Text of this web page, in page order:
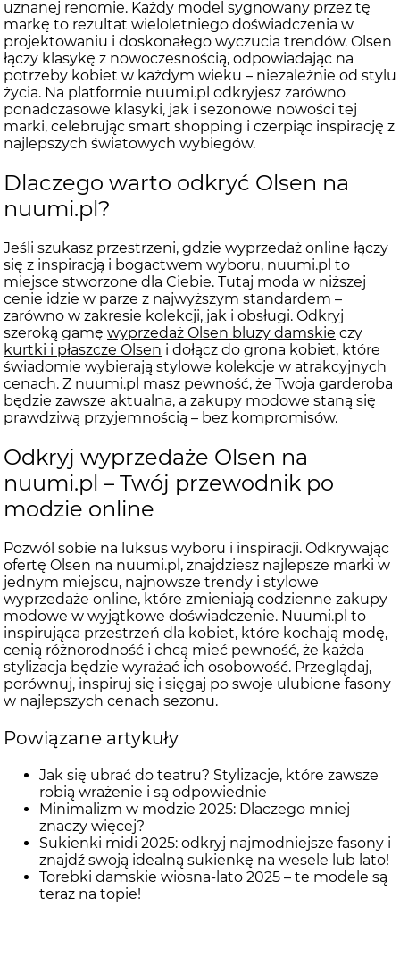
uznanej renomie. Każdy model sygnowany przez tę
markę to rezultat wieloletniego doświadczenia w
projektowaniu i doskonałego wyczucia trendów. Olsen
łączy klasykę z nowoczesnością, odpowiadając na
potrzeby kobiet w każdym wieku – niezależnie od stylu
życia. Na platformie nuumi.pl odkryjesz zarówno
ponadczasowe klasyki, jak i sezonowe nowości tej
marki, celebrując smart shopping i czerpiąc inspirację z
najlepszych światowych wybiegów.
Dlaczego warto odkryć Olsen na
nuumi.pl?
Jeśli szukasz przestrzeni, gdzie wyprzedaż online łączy
się z inspiracją i bogactwem wyboru, nuumi.pl to
miejsce stworzone dla Ciebie. Tutaj moda w niższej
cenie idzie w parze z najwyższym standardem –
zarówno w zakresie kolekcji, jak i obsługi. Odkryj
szeroką gamę wyprzedaż Olsen bluzy damskie czy
kurtki i płaszcze Olsen i dołącz do grona kobiet, które
świadomie wybierają stylowe kolekcje w atrakcyjnych
cenach. Z nuumi.pl masz pewność, że Twoja garderoba
będzie zawsze aktualna, a zakupy modowe staną się
prawdziwą przyjemnością – bez kompromisów.
Odkryj wyprzedaże Olsen na
nuumi.pl – Twój przewodnik po
modzie online
Pozwól sobie na luksus wyboru i inspiracji. Odkrywając
ofertę Olsen na nuumi.pl, znajdziesz najlepsze marki w
jednym miejscu, najnowsze trendy i stylowe
wyprzedaże online, które zmieniają codzienne zakupy
modowe w wyjątkowe doświadczenie. Nuumi.pl to
inspirująca przestrzeń dla kobiet, które kochają modę,
cenią różnorodność i chcą mieć pewność, że każda
stylizacja będzie wyrażać ich osobowość. Przeglądaj,
porównuj, inspiruj się i sięgaj po swoje ulubione fasony
w najlepszych cenach sezonu.
Powiązane artykuły
Jak się ubrać do teatru? Stylizacje, które zawsze
robią wrażenie i są odpowiednie
Minimalizm w modzie 2025: Dlaczego mniej
znaczy więcej?
Sukienki midi 2025: odkryj najmodniejsze fasony i
znajdź swoją idealną sukienkę na wesele lub lato!
Torebki damskie wiosna-lato 2025 – te modele są
teraz na topie!